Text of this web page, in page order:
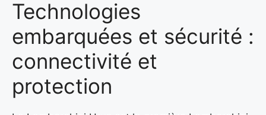
Technologies
embarquées et sécurité :
connectivité et
protection